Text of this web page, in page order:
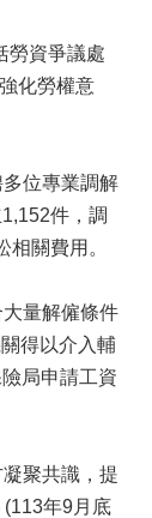
勞資爭議處
化勞權意
位專業調解
件，調
關費用。
量解僱條件
得以介入輔
局申請工資
聚共識，提
年9月底